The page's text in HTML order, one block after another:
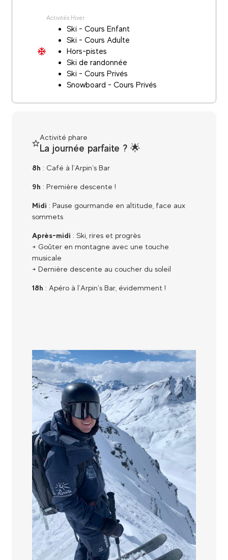
Activités Hiver
Ski - Cours Enfant
Ski - Cours Adulte
Hors-pistes
Ski de randonnée
Ski - Cours Privés
Snowboard - Cours Privés
Activité phare
La journée parfaite ? 🌟
8h : Café à l’Arpin’s Bar
9h : Première descente !
Midi : Pause gourmande en altitude, face aux
sommets
Après-midi : Ski, rires et progrès
+ Goûter en montagne avec une touche
musicale
+ Dernière descente au coucher du soleil
18h : Apéro à l’Arpin’s Bar, évidemment !